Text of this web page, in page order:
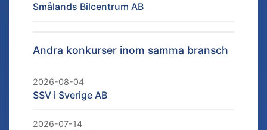
Smålands Bilcentrum AB
Andra konkurser inom samma bransch
2026-08-04
SSV i Sverige AB
2026-07-14